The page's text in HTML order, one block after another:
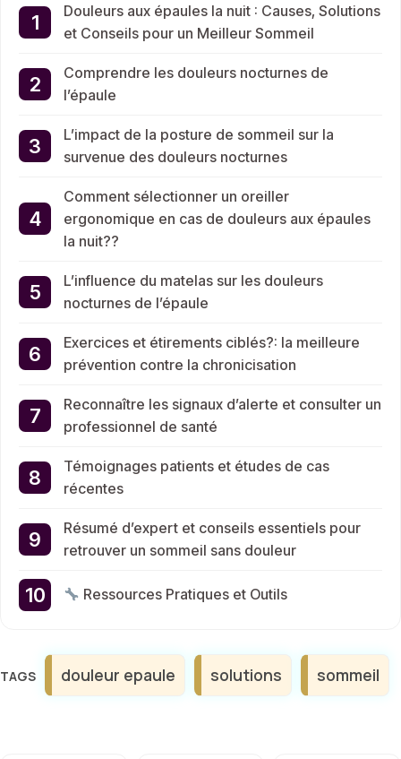
Douleurs aux épaules la nuit : Causes, Solutions
et Conseils pour un Meilleur Sommeil
Comprendre les douleurs nocturnes de
l’épaule
L’impact de la posture de sommeil sur la
survenue des douleurs nocturnes
Comment sélectionner un oreiller
ergonomique en cas de douleurs aux épaules
la nuit??
L’influence du matelas sur les douleurs
nocturnes de l’épaule
Exercices et étirements ciblés?: la meilleure
prévention contre la chronicisation
Reconnaître les signaux d’alerte et consulter un
professionnel de santé
Témoignages patients et études de cas
récentes
Résumé d’expert et conseils essentiels pour
retrouver un sommeil sans douleur
Ressources Pratiques et Outils
Étiquettes
douleur epaule solutions sommeil